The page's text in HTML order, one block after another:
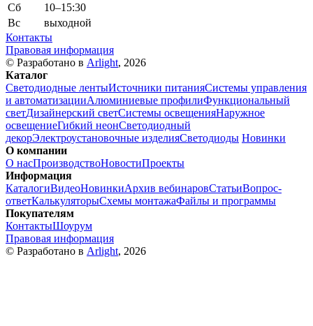
Сб
10–15:30
Вс
выходной
Контакты
Правовая информация
© Разработано в Arlight, 2026
Каталог
Светодиодные лентыИсточники питанияСистемы управления
и автоматизацииАлюминиевые профилиФункциональный
светДизайнерский светСистемы освещенияНаружное
освещениеГибкий неонСветодиодный
декорЭлектроустановочные изделияСветодиоды Новинки
О компании
О насПроизводствоНовостиПроекты
Информация
КаталогиВидеоНовинкиАрхив вебинаровСтатьиВопрос-
ответКалькуляторыСхемы монтажаФайлы и программы
Покупателям
КонтактыШоурум
Правовая информация
© Разработано в Arlight, 2026